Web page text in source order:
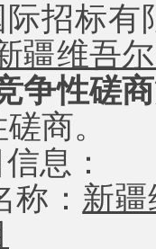
际招标有
疆维吾
争性磋商
商。
息：
： 新